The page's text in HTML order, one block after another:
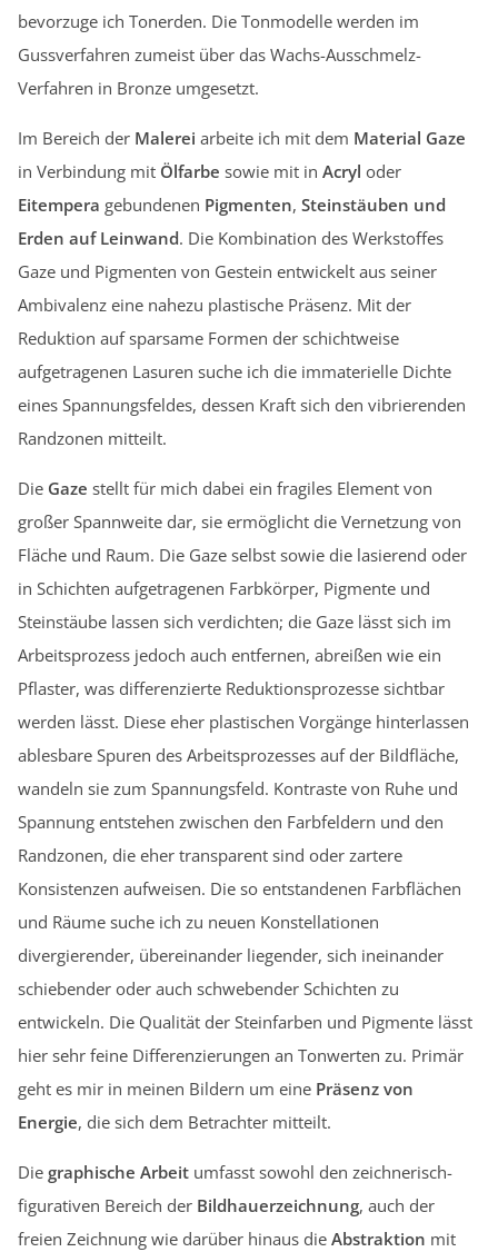
bevorzuge ich Tonerden. Die Tonmodelle werden im
Gussverfahren zumeist über das Wachs-Ausschmelz-
Verfahren in Bronze umgesetzt.
Im Bereich der Malerei arbeite ich mit dem Material Gaze
in Verbindung mit Ölfarbe sowie mit in Acryl oder
Eitempera gebundenen Pigmenten, Steinstäuben und
Erden auf Leinwand. Die Kombination des Werkstoffes
Gaze und Pigmenten von Gestein entwickelt aus seiner
Ambivalenz eine nahezu plastische Präsenz. Mit der
Reduktion auf sparsame Formen der schichtweise
aufgetragenen Lasuren suche ich die immaterielle Dichte
eines Spannungsfeldes, dessen Kraft sich den vibrierenden
Randzonen mitteilt.
Die Gaze stellt für mich dabei ein fragiles Element von
großer Spannweite dar, sie ermöglicht die Vernetzung von
Fläche und Raum. Die Gaze selbst sowie die lasierend oder
in Schichten aufgetragenen Farbkörper, Pigmente und
Steinstäube lassen sich verdichten; die Gaze lässt sich im
Arbeitsprozess jedoch auch entfernen, abreißen wie ein
Pflaster, was differenzierte Reduktionsprozesse sichtbar
werden lässt. Diese eher plastischen Vorgänge hinterlassen
ablesbare Spuren des Arbeitsprozesses auf der Bildfläche,
wandeln sie zum Spannungsfeld. Kontraste von Ruhe und
Spannung entstehen zwischen den Farbfeldern und den
Randzonen, die eher transparent sind oder zartere
Konsistenzen aufweisen. Die so entstandenen Farbflächen
und Räume suche ich zu neuen Konstellationen
divergierender, übereinander liegender, sich ineinander
schiebender oder auch schwebender Schichten zu
entwickeln. Die Qualität der Steinfarben und Pigmente lässt
hier sehr feine Differenzierungen an Tonwerten zu. Primär
geht es mir in meinen Bildern um eine Präsenz von
Energie, die sich dem Betrachter mitteilt.
Die graphische Arbeit umfasst sowohl den zeichnerisch-
figurativen Bereich der Bildhauerzeichnung, auch der
freien Zeichnung wie darüber hinaus die Abstraktion mit